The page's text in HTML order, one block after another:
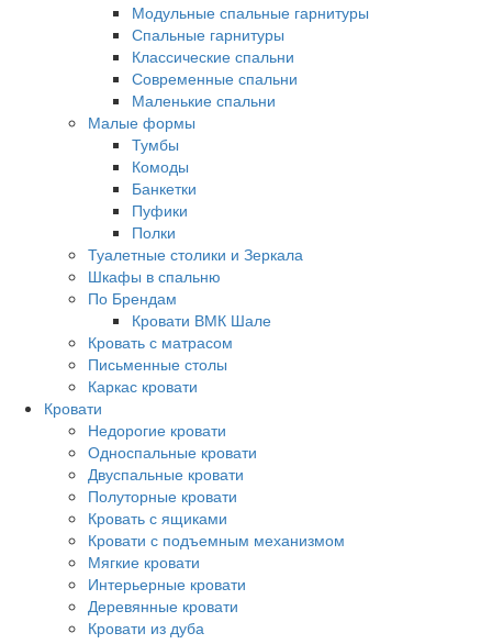
Модульные спальные гарнитуры
Спальные гарнитуры
Классические спальни
Современные спальни
Маленькие спальни
Малые формы
Тумбы
Комоды
Банкетки
Пуфики
Полки
Туалетные столики и Зеркала
Шкафы в спальню
По Брендам
Кровати ВМК Шале
Кровать с матрасом
Письменные столы
Каркас кровати
Кровати
Недорогие кровати
Односпальные кровати
Двуспальные кровати
Полуторные кровати
Кровать с ящиками
Кровати с подъемным механизмом
Мягкие кровати
Интерьерные кровати
Деревянные кровати
Кровати из дуба